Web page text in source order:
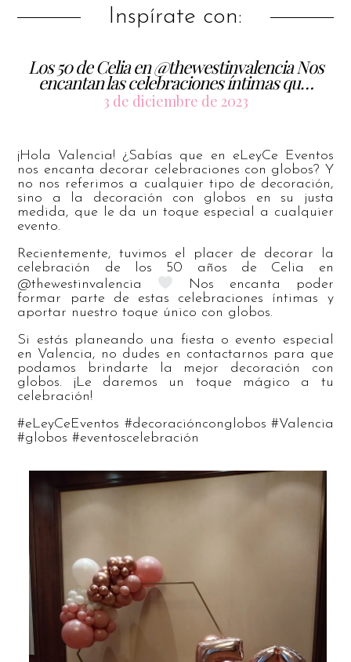
Inspírate con:
Los 50 de Celia en @thewestinvalencia Nos
encantan las celebraciones íntimas qu…
3 de diciembre de 2023
¡Hola Valencia! ¿Sabías que en eLeyCe Eventos
nos encanta decorar celebraciones con globos? Y
no nos referimos a cualquier tipo de decoración,
sino a la decoración con globos en su justa
medida, que le da un toque especial a cualquier
evento.
Recientemente, tuvimos el placer de decorar la
celebración de los 50 años de Celia en
@thewestinvalencia
Nos encanta poder
formar parte de estas celebraciones íntimas y
aportar nuestro toque único con globos.
Si estás planeando una fiesta o evento especial
en Valencia, no dudes en contactarnos para que
podamos brindarte la mejor decoración con
globos. ¡Le daremos un toque mágico a tu
celebración!
#eLeyCeEventos #decoraciónconglobos #Valencia
#globos #eventoscelebración